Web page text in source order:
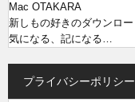
Mac OTAKARA
新しもの好きのダウンロー
気になる、記になる…
プライバシーポリシー